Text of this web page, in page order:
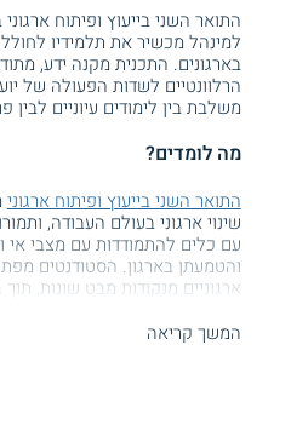
התואר השני בייעוץ ופיתוח
למינהל מכשיר את תלמידיו
בארגונים. התכנית מקנה ידע,
הרלוונטיים לשדות הפעולה של
משלבת בין לימודים עיוניים
מה לומדים?
התואר השני בייעוץ ופיתוח ארגוני
שינוי ארגוני בעולם העבודה,
עם כלים להתמודדות עם מצבי אי
והטמעתן בארגון. הסטודנטים
ארגוניים מנקודות מבט שונות,
המשך קריאה